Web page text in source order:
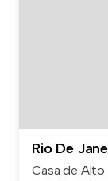
Rio De
Casa de Alto